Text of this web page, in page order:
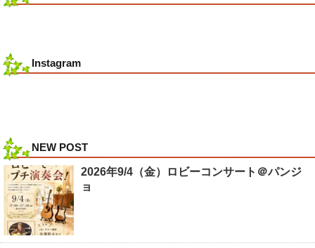
Instagram
NEW POST
2026年9/4（金）ロビーコンサート＠パンジ
ョ